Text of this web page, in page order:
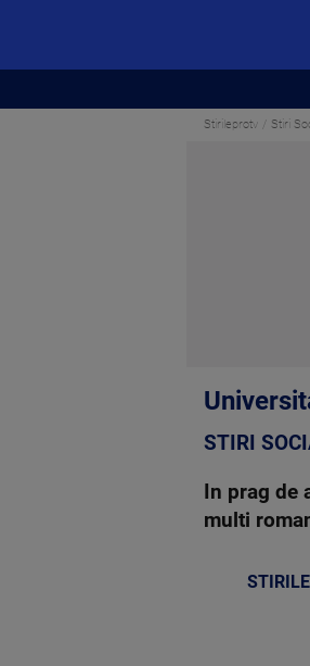
Stirileprotv Stiri
STIRI
In prag
multi